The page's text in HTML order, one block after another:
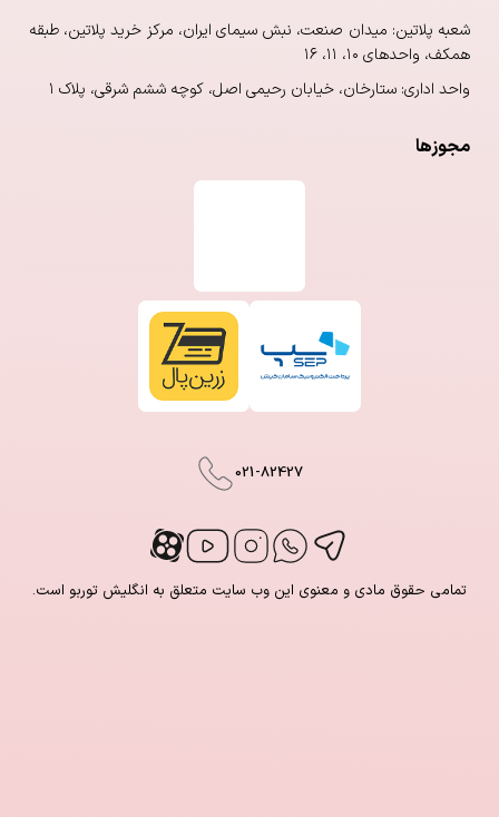
شعبه پلاتین: میدان صنعت، نبش سیمای ایران، مرکز خرید پلاتین، طبقه
همکف، واحدهای ۱۰، ۱۱، ۱۶
واحد اداری: ستارخان، خیابان رحیمی اصل، کوچه ششم شرقی، پلاک ۱
مجوزها
021-82427
تمامی حقوق مادی و معنوی این وب سایت متعلق به انگلیش توربو است.